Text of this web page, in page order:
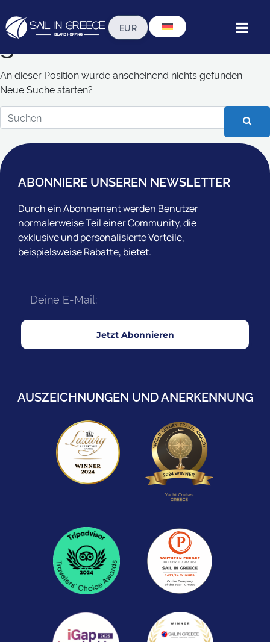
Ups, kein Ergebnis
gefunden!
An dieser Position wurde anscheinend nichts gefunden.
Neue Suche starten?
ABONNIERE UNSEREN NEWSLETTER
Durch ein Abonnement werden Benutzer
normalerweise Teil einer Community, die
exklusive und personalisierte Vorteile,
beispielsweise Rabatte, bietet.
Jetzt Abonnieren
AUSZEICHNUNGEN UND ANERKENNUNG